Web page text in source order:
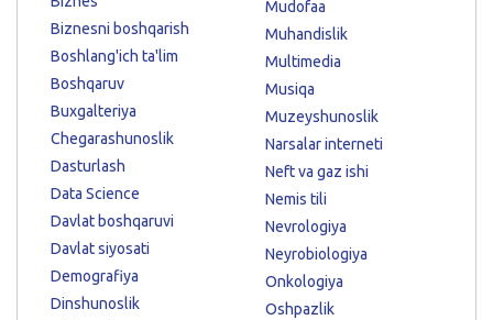
Biznesni boshqarish
Boshlang'ich ta'lim
Boshqaruv
Buxgalteriya
Chegarashunoslik
Dasturlash
Data Science
Davlat boshqaruvi
Davlat siyosati
Demografiya
Dinshunoslik
Mudofaa
Muhandislik
Multimedia
Musiqa
Muzeyshunoslik
Narsalar interneti
Neft va gaz ishi
Nemis tili
Nevrologiya
Neyrobiologiya
Onkologiya
Oshpazlik